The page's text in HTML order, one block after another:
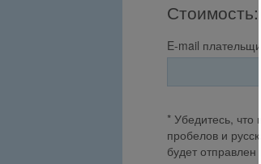
Стоимость:
E-mail
* Убедитесь, что
пробелов и
будет